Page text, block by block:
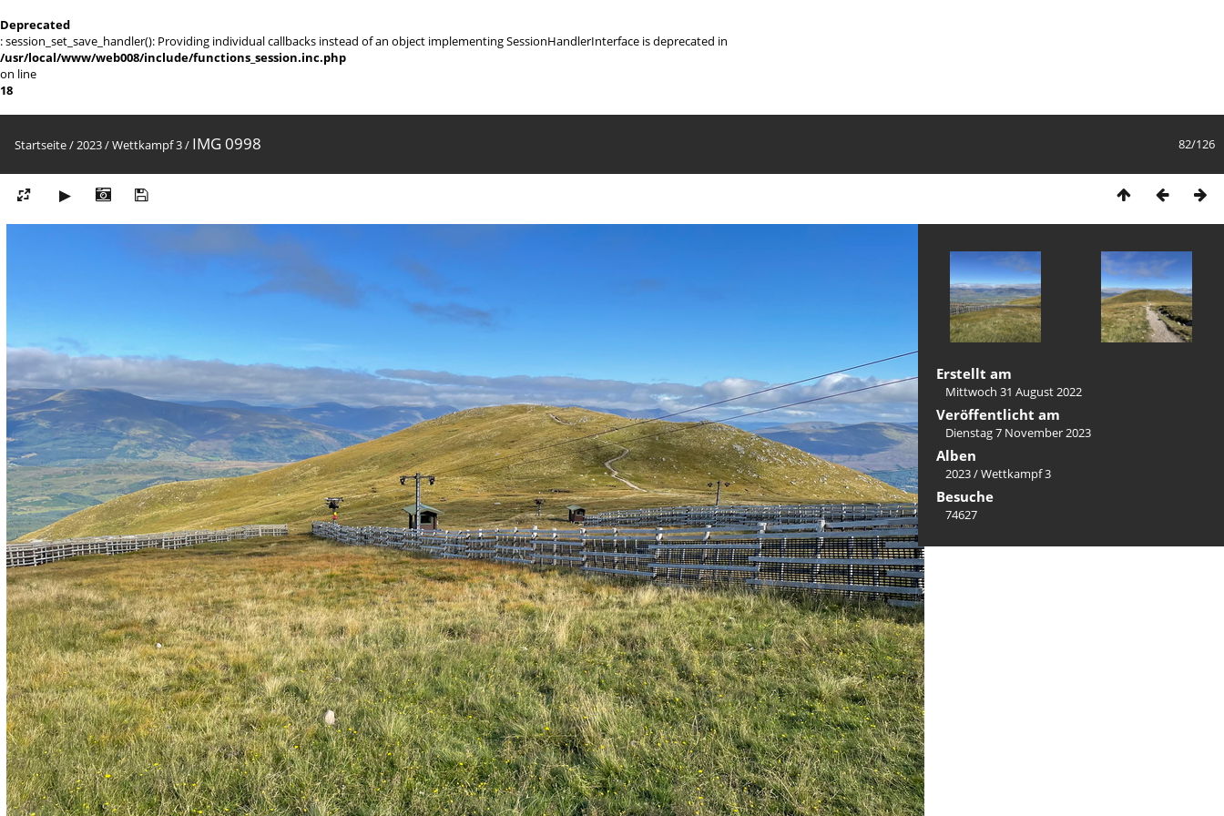
Deprecated
: session_set_save_handler(): Providing individual callbacks instead of an object implementing SessionHandlerInterface is deprecated in
/usr/local/www/web008/include/functions_session.inc.php
on line
18
82/126
Startseite/2023/Wettkampf 3/ IMG 0998
Erstellt am
Mittwoch 31 August 2022
Veröffentlicht am
Dienstag 7 November 2023
Alben
2023/Wettkampf 3
Besuche
74627